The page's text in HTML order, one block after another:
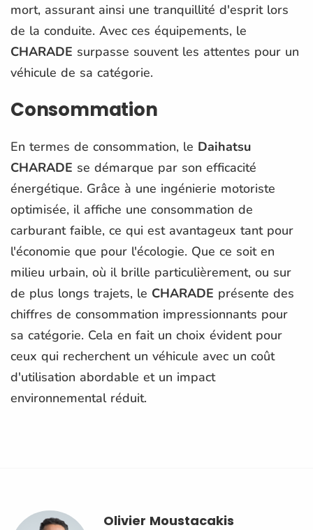
mort, assurant ainsi une tranquillité d'esprit lors
de la conduite. Avec ces équipements, le
CHARADE surpasse souvent les attentes pour un
véhicule de sa catégorie.
Consommation
En termes de consommation, le Daihatsu
CHARADE se démarque par son efficacité
énergétique. Grâce à une ingénierie motoriste
optimisée, il affiche une consommation de
carburant faible, ce qui est avantageux tant pour
l'économie que pour l'écologie. Que ce soit en
milieu urbain, où il brille particulièrement, ou sur
de plus longs trajets, le CHARADE présente des
chiffres de consommation impressionnants pour
sa catégorie. Cela en fait un choix évident pour
ceux qui recherchent un véhicule avec un coût
d'utilisation abordable et un impact
environnemental réduit.
Olivier Moustacakis